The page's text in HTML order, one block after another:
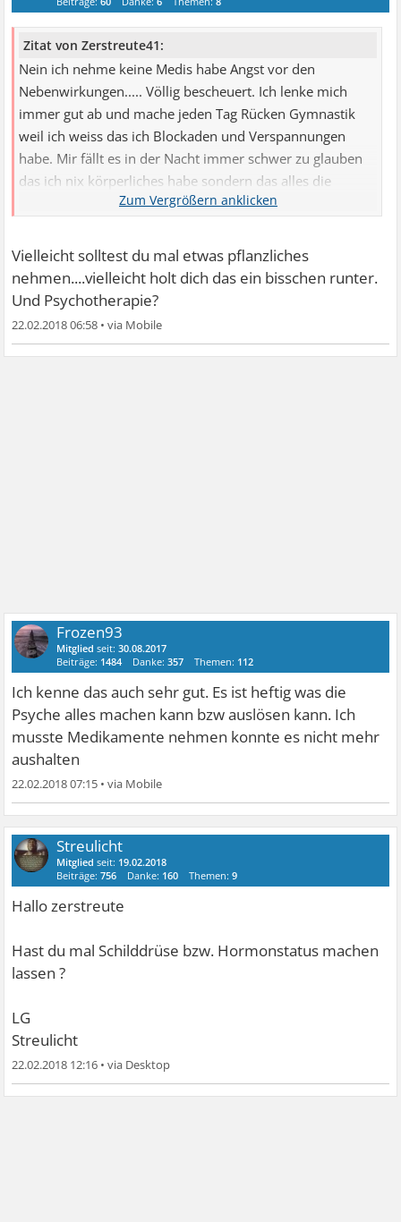
Zitat von Zerstreute41:
Nein ich nehme keine Medis habe Angst vor den
Nebenwirkungen..... Völlig bescheuert. Ich lenke mich
immer gut ab und mache jeden Tag Rücken Gymnastik
weil ich weiss das ich Blockaden und Verspannungen
habe. Mir fällt es in der Nacht immer schwer zu glauben
das ich nix körperliches habe sondern das alles die
Psyche aus löst. Wenn ich das akzeptieren könnte dann
Vielleicht solltest du mal etwas pflanzliches
nehmen....vielleicht holt dich das ein bisschen runter.
Und Psychotherapie?
22.02.2018 06:58 •
Frozen93
Mitglied seit:30.08.2017
Beiträge: 1484 Danke:357 Themen: 112
Ich kenne das auch sehr gut. Es ist heftig was die
Psyche alles machen kann bzw auslösen kann. Ich
musste Medikamente nehmen konnte es nicht mehr
aushalten
22.02.2018 07:15 •
Streulicht
Mitglied seit: 19.02.2018
Beiträge:756 Danke: 160 Themen:9
Hallo zerstreute
Hast du mal Schilddrüse bzw. Hormonstatus machen
lassen ?
LG
Streulicht
22.02.2018 12:16 •